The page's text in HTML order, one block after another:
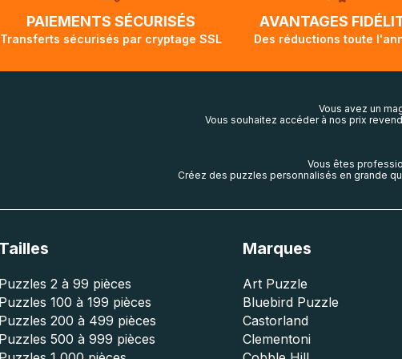
colis aura touché terre.
PAIEMENTS SÉCURISÉS
Transferts sécurisés par cryptage SSL
AVANTAGES
Des réductions toute
Vous avez un
Vous souhaitez accéder à nos prix
Vous êtes
Créez des puzzles personnalisés en grande
Tailles
Puzzles 2 à 99 pièces
Puzzles 100 à 199 pièces
Puzzles 200 à 499 pièces
Puzzles 500 à 999 pièces
Marques
Art Puzzle
Bluebird Puzzle
Castorland
Clementoni